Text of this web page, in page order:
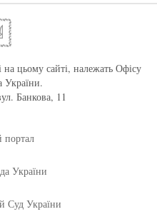
на цьому сайті, належать Офісу
України.
Банкова, 11
портал
України
Суд України